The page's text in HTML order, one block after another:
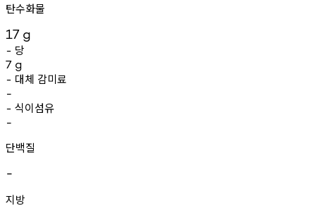
탄수화물
17 g
- 당
7 g
- 대체 감미료
-
- 식이섬유
-
단백질
-
지방